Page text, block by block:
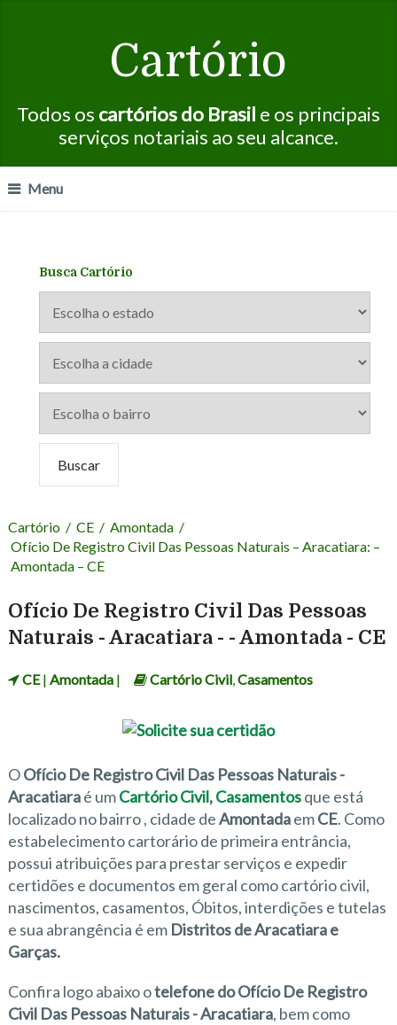
Cartório
Todos os cartórios do Brasil e os principais
serviços notariais ao seu alcance.
Menu
Busca Cartório
Cartório / CE / Amontada /
Ofício De Registro Civil Das Pessoas Naturais – Aracatiara: –
Amontada – CE
Ofício De Registro Civil Das Pessoas
Naturais - Aracatiara - - Amontada - CE
CE| Amontada| Cartório Civil,Casamentos
OOfício De Registro Civil Das Pessoas Naturais -
Aracatiaraé umCartório Civil,Casamentosque está
localizado no bairro, cidade deAmontadaemCE. Como
estabelecimento cartorário de primeira entrância,
possui atribuições para prestar serviços e expedir
certidões e documentos em geral como cartório civil,
nascimentos, casamentos, Óbitos, interdições e tutelas
e sua abrangência é em Distritos de Aracatiara e
Garças.
Confira logo abaixo otelefone do Ofício De Registro
Civil Das Pessoas Naturais - Aracatiara, bem como